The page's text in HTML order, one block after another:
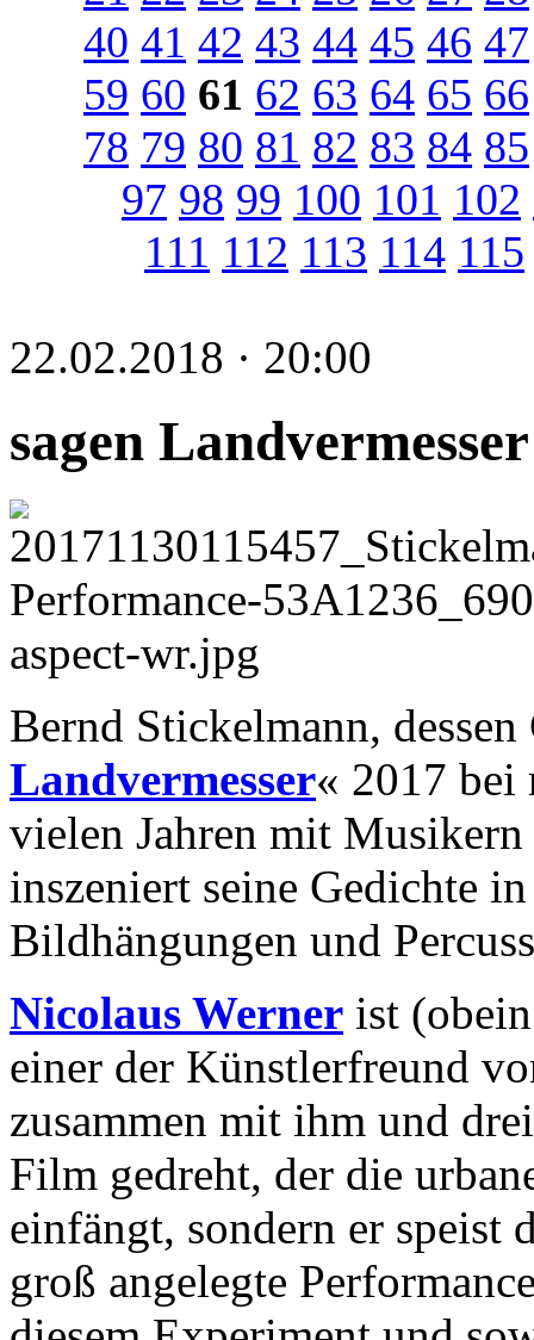
40 41 42 43 44 45 46 47
59 60 61 62 63 64 65 66
78 79 80 81 82 83 84 85
97 98 99 100 101 102
111 112 113 114 115
22.02.2018 · 20:00
sagen Landvermesser
Bernd Stickelmann,
Landvermesser« 2017 bei
vielen Jahren mit
inszeniert seine Gedichte
Bildhängungen und
Nicolaus Werner ist
einer der Künstlerfreund
zusammen mit ihm und
Film gedreht, der die
einfängt, sondern er speist
groß angelegte